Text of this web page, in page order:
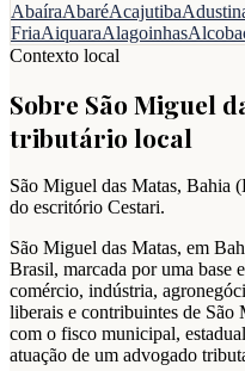
AbaíraAbaréAcajutiba
FriaAiquaraAlagoinhas
Contexto local
Sobre São Miguel
tributário local
São Miguel das Matas, Bahia (
do escritório Cestari.
São Miguel das Matas, em
Brasil, marcada por uma base
comércio, indústria,
liberais e contribuintes de São
com o fisco municipal,
atuação de um advogado